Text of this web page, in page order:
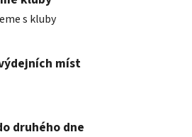
s kluby
míst
druhého dne